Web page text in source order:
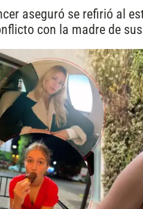
aseguró se refirió al
con la madre de